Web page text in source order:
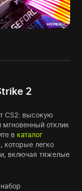
2
CS2: высокую
мгновенный отклик
в каталог
которые легко
включая тяжелые